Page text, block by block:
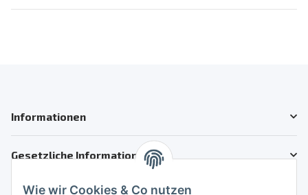
Informationen
Gesetzliche Informationen
Kundenservice
Wie wir Cookies & Co nutzen